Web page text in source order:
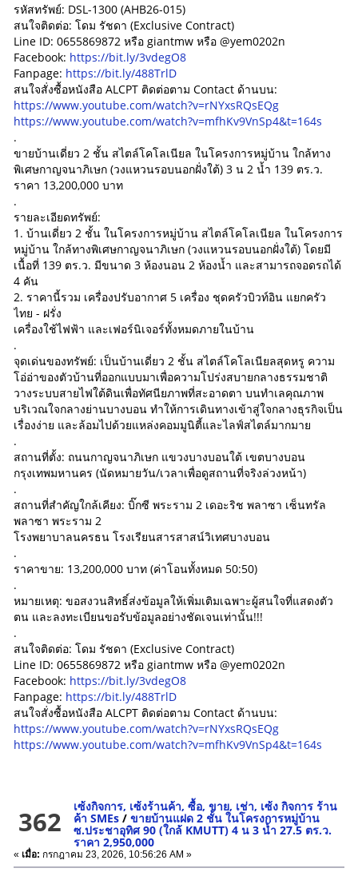
รหัสทรัพย์: DSL-1300 (AHB26-015)
สนใจติดต่อ: โดม รัชดา (Exclusive Contract)
Line ID: 0655869872 หรือ giantmw หรือ @yem0202n
Facebook: https://bit.ly/3vdegO8
Fanpage: https://bit.ly/488TrlD
สนใจสั่งซื้อหนังสือ ALCPT ติดต่อตาม Contact ด้านบน:
https://www.youtube.com/watch?v=rNYxsRQsEQg
https://www.youtube.com/watch?v=mfhKv9VnSp4&t=164s
.
ขายบ้านเดี่ยว 2 ชั้น สไตล์โคโลเนียล ในโครงการหมู่บ้าน ใกล้ทาง
พิเศษกาญจนาภิเษก (วงแหวนรอบนอกฝั่งใต้) 3 น 2 น้ำ 139 ตร.ว.
ราคา 13,200,000 บาท
.
รายละเอียดทรัพย์:
1. บ้านเดี่ยว 2 ชั้น ในโครงการหมู่บ้าน สไตล์โคโลเนียล ในโครงการ
หมู่บ้าน ใกล้ทางพิเศษกาญจนาภิเษก (วงแหวนรอบนอกฝั่งใต้) โดยมี
เนื้อที่ 139 ตร.ว. มีขนาด 3 ห้องนอน 2 ห้องน้ำ และสามารถจอดรถได้
4 คัน
2. ราคานี้รวม เครื่องปรับอากาศ 5 เครื่อง ชุดครัวบิวท์อิน แยกครัว
ไทย - ฝรั่ง
เครื่องใช้ไฟฟ้า และเฟอร์นิเจอร์ทั้งหมดภายในบ้าน
.
จุดเด่นของทรัพย์: เป็นบ้านเดี่ยว 2 ชั้น สไตล์โคโลเนียลสุดหรู ความ
โอ่อ่าของตัวบ้านที่ออกแบบมาเพื่อความโปร่งสบายกลางธรรมชาติ
วางระบบสายไฟใต้ดินเพื่อทัศนียภาพที่สะอาดตา บนทำเลคุณภาพ
บริเวณใจกลางย่านบางบอน ทำให้การเดินทางเข้าสู่ใจกลางธุรกิจเป็น
เรื่องง่าย และล้อมไปด้วยแหล่งคอมมูนิตี้และไลฟ์สไตล์มากมาย
.
สถานที่ตั้ง: ถนนกาญจนาภิเษก แขวงบางบอนใต้ เขตบางบอน
กรุงเทพมหานคร (นัดหมายวัน/เวลาเพื่อดูสถานที่จริงล่วงหน้า)
.
สถานที่สำคัญใกล้เคียง: บิ๊กซี พระราม 2 เดอะริช พลาซา เซ็นทรัล
พลาซา พระราม 2
โรงพยาบาลนครธน โรงเรียนสารสาสน์วิเทศบางบอน
.
ราคาขาย: 13,200,000 บาท (ค่าโอนทั้งหมด 50:50)
.
หมายเหตุ: ขอสงวนสิทธิ์ส่งข้อมูลให้เพิ่มเติมเฉพาะผู้สนใจที่แสดงตัว
ตน และลงทะเบียนขอรับข้อมูลอย่างชัดเจนเท่านั้น!!!
.
สนใจติดต่อ: โดม รัชดา (Exclusive Contract)
Line ID: 0655869872 หรือ giantmw หรือ @yem0202n
Facebook: https://bit.ly/3vdegO8
Fanpage: https://bit.ly/488TrlD
สนใจสั่งซื้อหนังสือ ALCPT ติดต่อตาม Contact ด้านบน:
https://www.youtube.com/watch?v=rNYxsRQsEQg
https://www.youtube.com/watch?v=mfhKv9VnSp4&t=164s
362 เซ้งกิจการ, เซ้งร้านค้า, ซื้อ, ขาย, เช่า, เซ้ง กิจการ ร้าน
ค้า SMEs /ขายบ้านแฝด 2 ชั้น ในโครงการหมู่บ้าน
ซ.ประชาอุทิศ 90 (ใกล้ KMUTT) 4 น 3 น้ำ 27.5 ตร.ว.
ราคา 2,950,000
« เมื่อ: กรกฎาคม 23, 2026, 10:56:26 AM »